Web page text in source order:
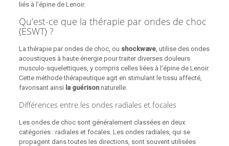
liés à l’épine de Lenoir.
Qu’est-ce que la thérapie par ondes de choc
(ESWT) ?
La thérapie par ondes de choc, ou shockwave, utilise des ondes
acoustiques à haute énergie pour traiter diverses douleurs
musculo-squelettiques, y compris celles liées à l’épine de Lenoir.
Cette méthode thérapeutique agit en stimulant le tissu affecté,
favorisant ainsi la guérisonnaturelle.
Différences entre les ondes radiales et focales
Les ondes de choc sont généralement classées en deux
catégories : radiales et focales. Les ondes radiales, qui se
propagent dans toutes les directions, sont souvent utilisées